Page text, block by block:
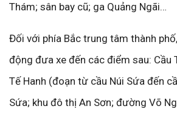
Thám; sân bay cũ; ga Quảng Ngãi…
Đối với phía Bắc trung tâm thành
động đưa xe đến các điểm sau: Cầu
Tế Hanh (đoạn từ cầu Núi Sứa đến
Sứa; khu đô thị An Sơn; đường Võ